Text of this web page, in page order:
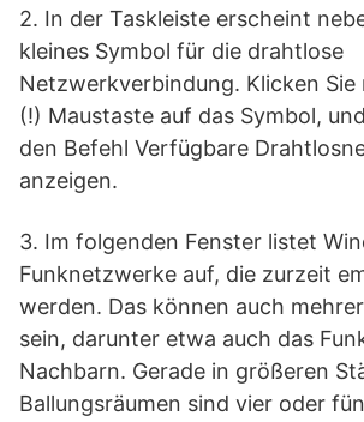
2. In der Taskleiste erscheint
kleines Symbol für die drahtlose
Netzwerkverbindung. Klicken
(!) Maustaste auf das Symbol,
den Befehl Verfügbare
anzeigen.
3. Im folgenden Fenster listet
Funknetzwerke auf, die zurzeit
werden. Das können auch
sein, darunter etwa auch das
Nachbarn. Gerade in größeren
Ballungsräumen sind vier oder